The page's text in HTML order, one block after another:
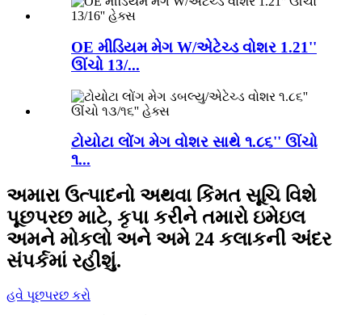
OE મીડિયમ મેગ W/એટેચ્ડ વોશર 1.21''
ઊંચો 13/...
ટોયોટા લોંગ મેગ વોશર સાથે ૧.૮૬'' ઊંચો
૧...
અમારા ઉત્પાદનો અથવા કિંમત સૂચિ વિશે
પૂછપરછ માટે, કૃપા કરીને તમારો ઇમેઇલ
અમને મોકલો અને અમે 24 કલાકની અંદર
સંપર્કમાં રહીશું.
હવે પૂછપરછ કરો